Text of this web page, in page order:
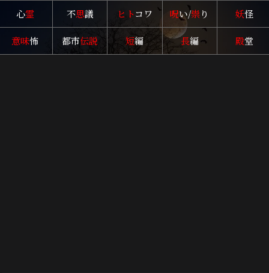
心霊 不思議 ヒトコワ 呪い/祟り 妖怪
意味怖 都市伝説 短編 長編 殿堂